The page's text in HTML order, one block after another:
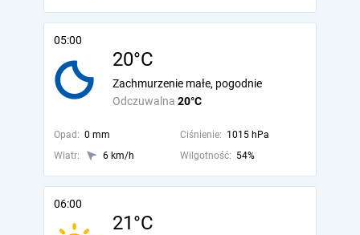
05:00
20°C
Odczuwalna 20°C
Zachmurzenie małe, pogodnie
Opad: 0 mm Ciśnienie: 1015 hPa
Wiatr:
6 km/h Wilgotność: 54%
06:00
21°C